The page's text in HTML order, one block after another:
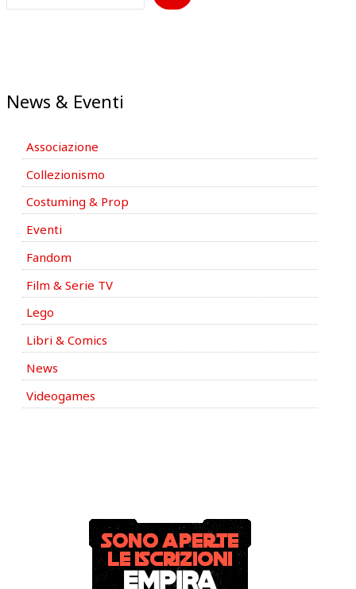
News & Eventi
Associazione
Collezionismo
Costuming & Prop
Eventi
Fandom
Film & Serie TV
Lego
Libri & Comics
News
Videogames